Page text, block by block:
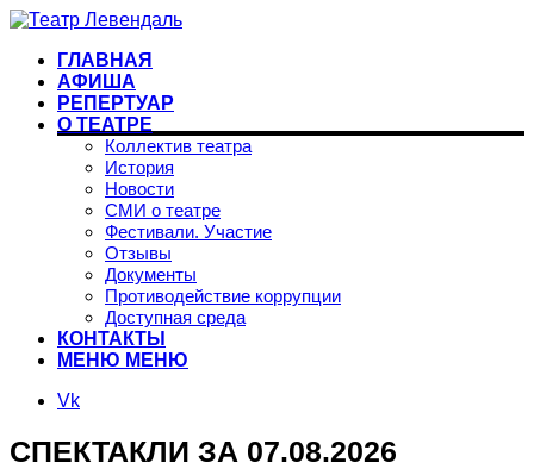
ГЛАВНАЯ
АФИША
РЕПЕРТУАР
О ТЕАТРЕ
Коллектив театра
История
Новости
СМИ о театре
Фестивали. Участие
Отзывы
Документы
Противодействие коррупции
Доступная среда
КОНТАКТЫ
МЕНЮ МЕНЮ
Vk
СПЕКТАКЛИ ЗА 07.08.2026